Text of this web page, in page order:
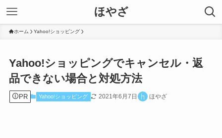
ほやざ
ホーム Yahoo!ショッピング
Yahoo!ショッピングでキャンセル・返
品できない場合と対処方法
PR Yahoo!ショッピング 2021年6月7日 ほやざ